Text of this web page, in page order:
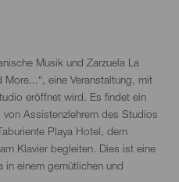
Musik und Zarzuela La
More...“, eine Veranstaltung, mit
eröffnet wird. Es findet ein
Assistenzlehrern des Studios
Playa Hotel, dem
Klavier begleiten. Dies ist eine
in einem gemütlichen und